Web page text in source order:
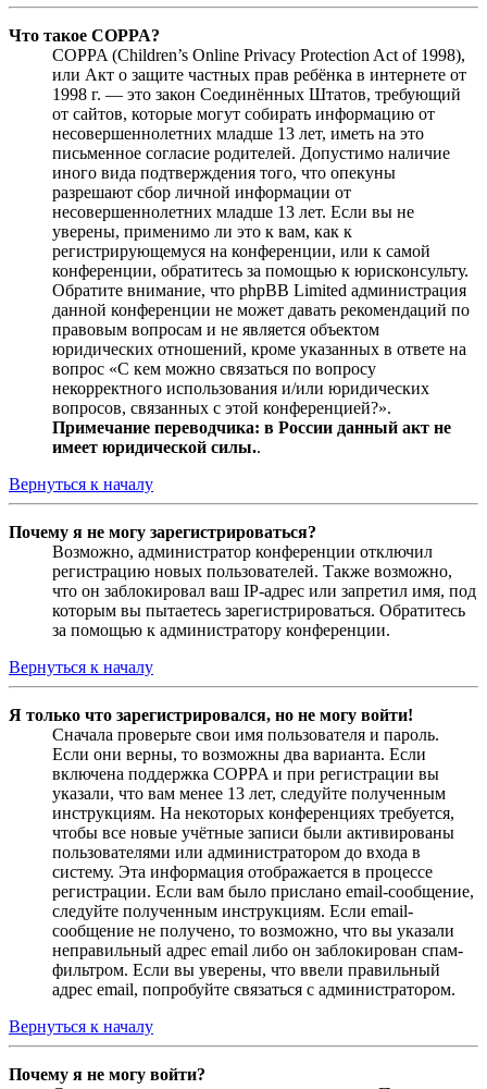
Что такое COPPA?
COPPA (Children’s Online Privacy Protection Act of 1998),
или Акт о защите частных прав ребёнка в интернете от
1998 г. — это закон Соединённых Штатов, требующий
от сайтов, которые могут собирать информацию от
несовершеннолетних младше 13 лет, иметь на это
письменное согласие родителей. Допустимо наличие
иного вида подтверждения того, что опекуны
разрешают сбор личной информации от
несовершеннолетних младше 13 лет. Если вы не
уверены, применимо ли это к вам, как к
регистрирующемуся на конференции, или к самой
конференции, обратитесь за помощью к юрисконсульту.
Обратите внимание, что phpBB Limited администрация
данной конференции не может давать рекомендаций по
правовым вопросам и не является объектом
юридических отношений, кроме указанных в ответе на
вопрос «С кем можно связаться по вопросу
некорректного использования и/или юридических
вопросов, связанных с этой конференцией?».
Примечание переводчика: в России данный акт не
имеет юридической силы..
Вернуться к началу
Почему я не могу зарегистрироваться?
Возможно, администратор конференции отключил
регистрацию новых пользователей. Также возможно,
что он заблокировал ваш IP-адрес или запретил имя, под
которым вы пытаетесь зарегистрироваться. Обратитесь
за помощью к администратору конференции.
Вернуться к началу
Я только что зарегистрировался, но не могу войти!
Сначала проверьте свои имя пользователя и пароль.
Если они верны, то возможны два варианта. Если
включена поддержка COPPA и при регистрации вы
указали, что вам менее 13 лет, следуйте полученным
инструкциям. На некоторых конференциях требуется,
чтобы все новые учётные записи были активированы
пользователями или администратором до входа в
систему. Эта информация отображается в процессе
регистрации. Если вам было прислано email-сообщение,
следуйте полученным инструкциям. Если email-
сообщение не получено, то возможно, что вы указали
неправильный адрес email либо он заблокирован спам-
фильтром. Если вы уверены, что ввели правильный
адрес email, попробуйте связаться с администратором.
Вернуться к началу
Почему я не могу войти?